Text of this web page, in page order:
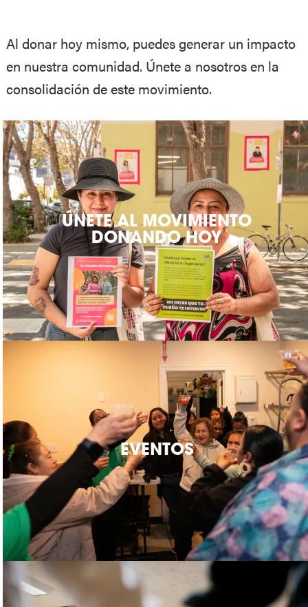
Al donar hoy mismo, puedes generar un impacto
en nuestra comunidad. Únete a nosotros en la
consolidación de este movimiento.
ÚNETE AL MOVIMIENTO
DONANDO HOY
EVENTOS